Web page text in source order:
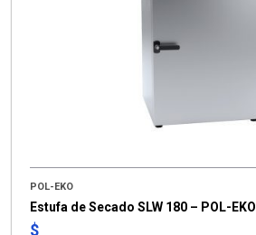
POL-EKO
Estufa de Secado SLW 180 – POL-EKO
$